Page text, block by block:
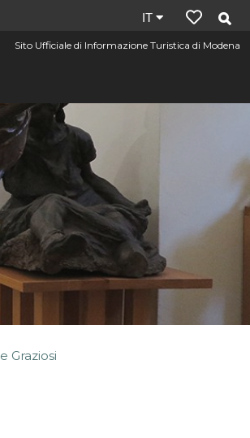
Sito Ufficiale di Informazione Turistica di Modena
Lingua
del
IT
Graziosi